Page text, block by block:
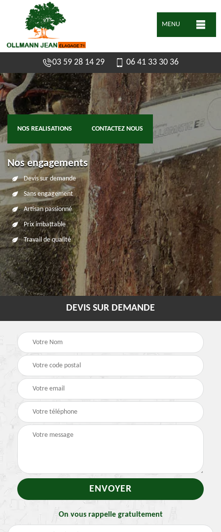
MENU
03 59 28 14 29 06 41 33 30 36
NOS REALISATIONS CONTACTEZ NOUS
Nos engagements
Devis sur demande
Sans engagement
Artisan passionné
Prix imbattable
Travail de qualité
DEVIS SUR DEMANDE
On vous rappelle gratuitement